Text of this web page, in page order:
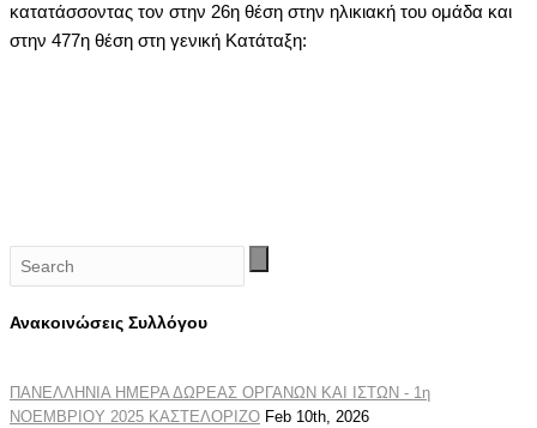
κατατάσσοντας τον στην 26η θέση στην ηλικιακή του ομάδα και
στην 477η θέση στη γενική Κατάταξη:
Ανακοινώσεις Συλλόγου
ΠΑΝΕΛΛΗΝΙΑ ΗΜΕΡΑ ΔΩΡΕΑΣ ΟΡΓΑΝΩΝ ΚΑΙ ΙΣΤΩΝ - 1η
ΝΟΕΜΒΡΙΟΥ 2025 ΚΑΣΤΕΛΟΡΙΖΟ Feb 10th, 2026